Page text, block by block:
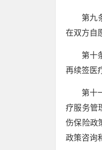
第九
在双方自
第十
再续签医
第十
疗服务管
伤保险政
政策咨询